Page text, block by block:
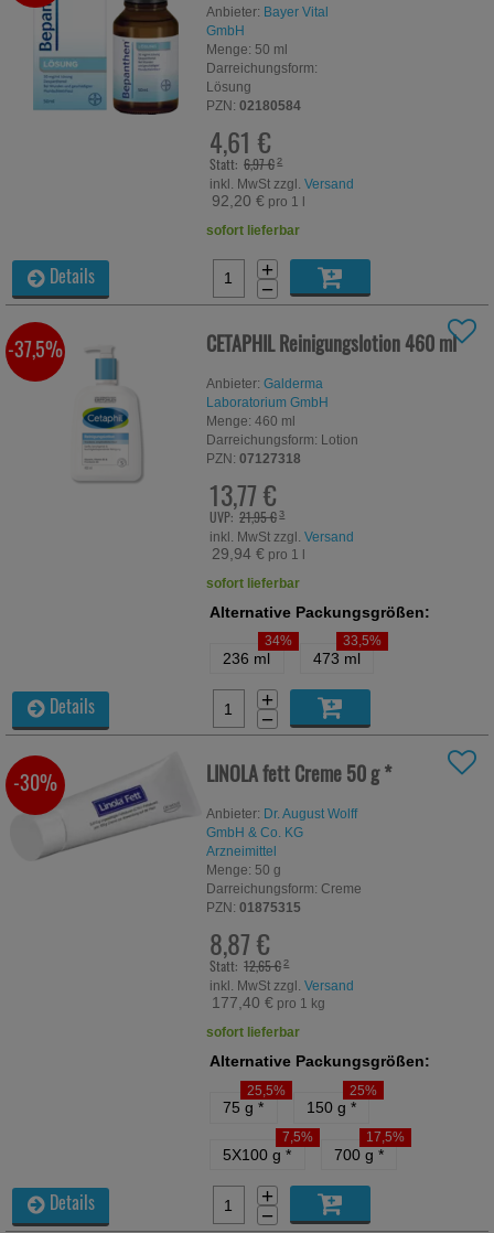
Anbieter: Bayer Vital
GmbH
Menge: 50 ml
Darreichungsform:
Lösung
PZN: 02180584
4,61 €
Statt: 6,97 €²
inkl. MwSt zzgl.Versand
92,20 € pro 1 l
sofort lieferbar
+
−
Details
CETAPHIL Reinigungslotion460 ml
Anbieter: Galderma
Laboratorium GmbH
Menge: 460 ml
Darreichungsform: Lotion
PZN: 07127318
13,77 €
UVP: 21,95 €³
inkl. MwSt zzgl.Versand
29,94 € pro 1 l
-37,5%
sofort lieferbar
Alternative Packungsgrößen:
236 ml
34%
473 ml
33,5%
+
−
Details
LINOLA fett Creme50 g*
Anbieter: Dr. August Wolff
GmbH & Co. KG
Arzneimittel
Menge: 50 g
Darreichungsform: Creme
PZN: 01875315
8,87 €
Statt: 12,65 €²
inkl. MwSt zzgl.Versand
177,40 € pro 1 kg
-30%
sofort lieferbar
Alternative Packungsgrößen:
75 g*
25,5%
150 g *
25%
5X100 g*
7,5%
700 g *
17,5%
+
−
Details